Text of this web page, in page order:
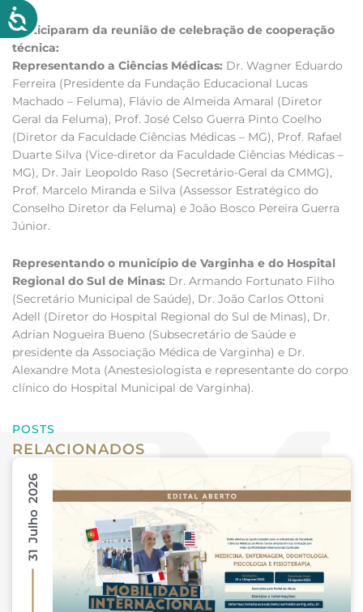
Participaram da reunião de celebração de cooperação
técnica:
Representando a Ciências Médicas: Dr. Wagner Eduardo
Ferreira (Presidente da Fundação Educacional Lucas
Machado – Feluma), Flávio de Almeida Amaral (Diretor
Geral da Feluma), Prof. José Celso Guerra Pinto Coelho
(Diretor da Faculdade Ciências Médicas – MG), Prof. Rafael
Duarte Silva (Vice-diretor da Faculdade Ciências Médicas –
MG), Dr. Jair Leopoldo Raso (Secretário-Geral da CMMG),
Prof. Marcelo Miranda e Silva (Assessor Estratégico do
Conselho Diretor da Feluma) e João Bosco Pereira Guerra
Júnior.
Representando o município de Varginha e do Hospital
Regional do Sul de Minas: Dr. Armando Fortunato Filho
(Secretário Municipal de Saúde), Dr. João Carlos Ottoni
Adell (Diretor do Hospital Regional do Sul de Minas), Dr.
Adrian Nogueira Bueno (Subsecretário de Saúde e
presidente da Associação Médica de Varginha) e Dr.
Alexandre Mota (Anestesiologista e representante do corpo
clínico do Hospital Municipal de Varginha).
POSTS
RELACIONADOS
31 Julho 2026